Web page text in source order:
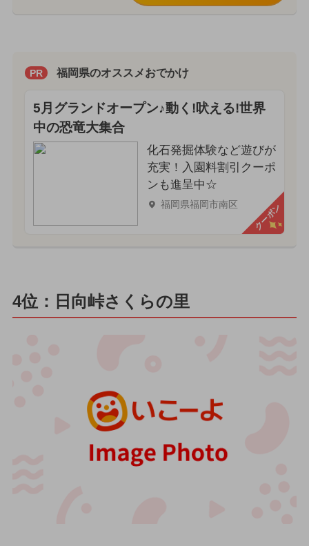
PR 福岡県のオススメおでかけ
5月グランドオープン♪動く!吠える!世界
中の恐竜大集合
化石発掘体験など遊びが
充実！入園料割引クーポ
ンも進呈中☆
福岡県福岡市南区 クーポン
4位：日向峠さくらの里